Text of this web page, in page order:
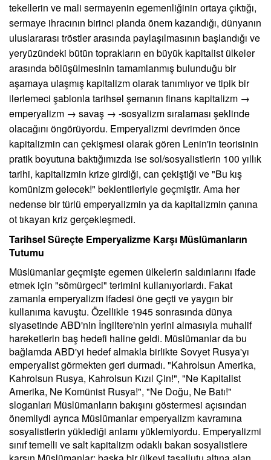
tekellerin ve mali sermayenin egemenliğinin ortaya çıktığı,
sermaye ihracının birinci planda önem kazandığı, dünyanın
uluslararası tröstler arasında paylaşılmasının başlandığı ve
yeryüzündeki bütün toprakların en büyük kapitalist ülkeler
arasında bölüşülmesinin tamamlanmış bulunduğu bir
aşamaya ulaşmış kapitalizm olarak tanımlıyor ve tipik bir
ilerlemeci şablonla tarihsel şemanın finans kapitalizm →
emperyalizm → savaş → -sosyalizm sıralaması şeklinde
olacağını öngörüyordu. Emperyalizmi devrimden önce
kapitalizmin can çekişmesi olarak gören Lenin'in teorisinin
pratik boyutuna baktığımızda ise sol/sosyalistlerin 100 yıllık
tarihi, kapitalizmin krize girdiği, can çekiştiği ve "Bu kış
komünizm gelecek!" beklentileriyle geçmiştir. Ama her
nedense bir türlü emperyalizmin ya da kapitalizmin çanına
ot tıkayan kriz gerçekleşmedi.
Tarihsel Süreçte Emperyalizme Karşı Müslümanların
Tutumu
Müslümanlar geçmişte egemen ülkelerin saldırılarını ifade
etmek için "sömürgeci" terimini kullanıyorlardı. Fakat
zamanla emperyalizm ifadesi öne geçti ve yaygın bir
kullanıma kavuştu. Özellikle 1945 sonrasında dünya
siyasetinde ABD'nin İngiltere'nin yerini almasıyla muhalif
hareketlerin baş hedefi haline geldi. Müslümanlar da bu
bağlamda ABD'yi hedef almakla birlikte Sovyet Rusya'yı
emperyalist görmekten geri durmadı. "Kahrolsun Amerika,
Kahrolsun Rusya, Kahrolsun Kızıl Çin!", "Ne Kapitalist
Amerika, Ne Komünist Rusya!", "Ne Doğu, Ne Batı!"
sloganları Müslümanların bakışını göstermesi açısından
önemliydi ayrıca Müslümanlar emperyalizm kavramına
sosyalistlerin yüklediği anlamı yüklemiyordu. Emperyalizmi
sınıf temelli ve salt kapitalizm odaklı bakan sosyalistlere